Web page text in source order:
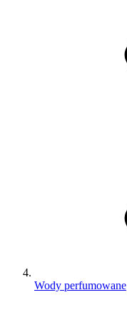
Wody perfumowane